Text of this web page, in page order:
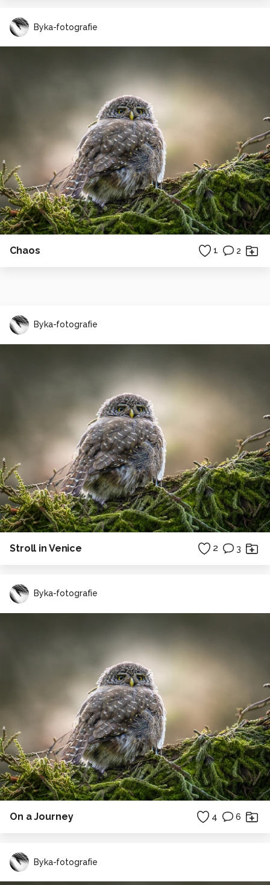
Byka-fotografie
Chaos 1 2
Byka-fotografie
Stroll in Venice 2 3
Byka-fotografie
On a Journey 4 6
Byka-fotografie